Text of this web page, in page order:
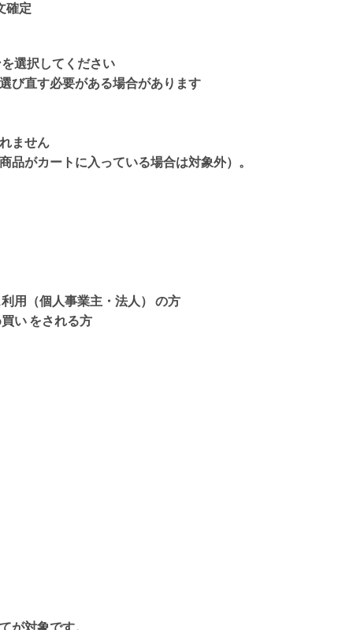
確定
選択してください
び直す必要がある場合があります
ません
がカートに入っている場合は対象外）。
用（個人事業主・法人） の方
い をされる方
が対象です。